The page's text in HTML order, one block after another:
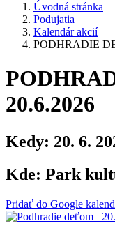
Úvodná stránka
Podujatia
Kalendár akcií
PODHRADIE
20.6.2026
Kedy: 20. 6.
Kde: Park
Pridať do Google